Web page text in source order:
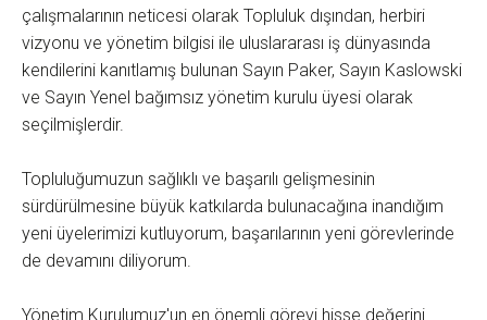
çalışmalarının neticesi olarak Topluluk dışından, herbiri
vizyonu ve yönetim bilgisi ile uluslararası iş dünyasında
kendilerini kanıtlamış bulunan Sayın Paker, Sayın Kaslowski
ve Sayın Yenel bağımsız yönetim kurulu üyesi olarak
seçilmişlerdir.
Topluluğumuzun sağlıklı ve başarılı gelişmesinin
sürdürülmesine büyük katkılarda bulunacağına inandığım
yeni üyelerimizi kutluyorum, başarılarının yeni görevlerinde
de devamını diliyorum.
Yönetim Kurulumuz'un en önemli görevi hisse değerini